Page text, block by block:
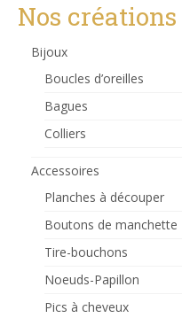
Nos créations
Bijoux
Boucles d’oreilles
Bagues
Colliers
Accessoires
Planches à découper
Boutons de manchette
Tire-bouchons
Noeuds-Papillon
Pics à cheveux